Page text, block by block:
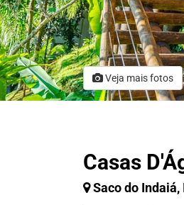
Veja mais fotos
Casas
Saco do Indaiá,